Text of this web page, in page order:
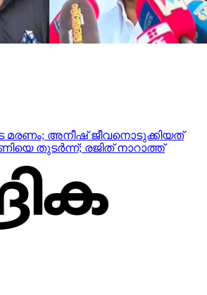
അനീഷ് ജീവനൊടുക്കിയത്
തുടര്‍ന്ന്; രജിത് നാറാത്ത്